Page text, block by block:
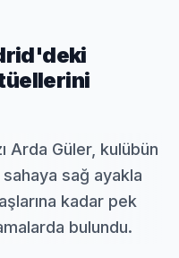
Arda Güler, kulübün
sağ ayakla
kadar pek
bulundu.